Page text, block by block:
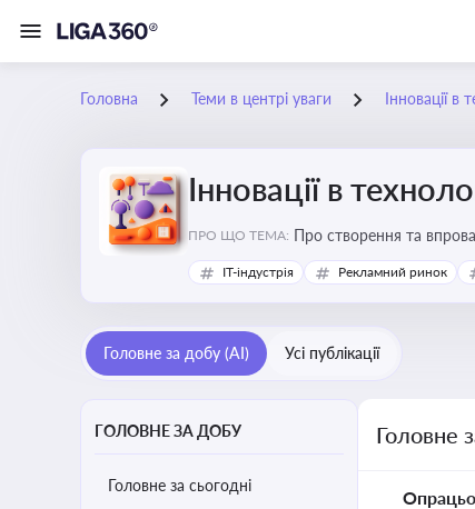
Головна Теми в центрі уваги Інновації в
Інновації в
ПРО ЩО ТЕМА: Про створення та
процесів. Штучний
IT-індустрія Рекламний ринок
Головне за добу (AI) Усі публікації
ГОЛОВНЕ ЗА ДОБУ
Головне за сьогодні
Головне